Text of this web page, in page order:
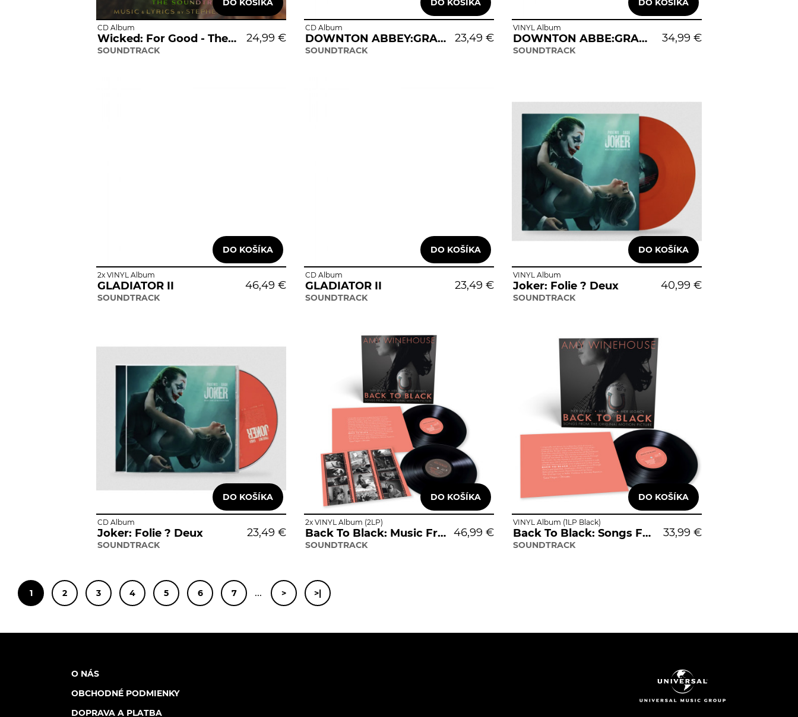
24,99 €
CD Album
Wicked: For Good - The Soundtrack
SOUNDTRACK
23,49 €
CD Album
DOWNTON ABBEY:GRAND FINALE
SOUNDTRACK
34,99 €
VINYL Album
DOWNTON ABBE:GRAND FINALE
SOUNDTRACK
46,49 €
2x VINYL Album
GLADIATOR II
SOUNDTRACK
23,49 €
CD Album
GLADIATOR II
SOUNDTRACK
40,99 €
VINYL Album
Joker: Folie ? Deux
SOUNDTRACK
23,49 €
CD Album
Joker: Folie ? Deux
SOUNDTRACK
46,99 €
2x VINYL Album (2LP)
Back To Black: Music From The Original Motion Picture
SOUNDTRACK
33,99 €
VINYL Album (1LP Black)
Back To Black: Songs From The Original Motion Picture
SOUNDTRACK
1 2 3 4 5 6 7 ... > >|
O NÁS
OBCHODNÉ PODMIENKY
DOPRAVA A PLATBA